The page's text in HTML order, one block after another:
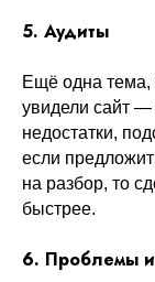
5. Аудиты
Ещё одна тема,
увидели сайт —
недостатки,
если
на разбор, то
быстрее.
6. Проблемы